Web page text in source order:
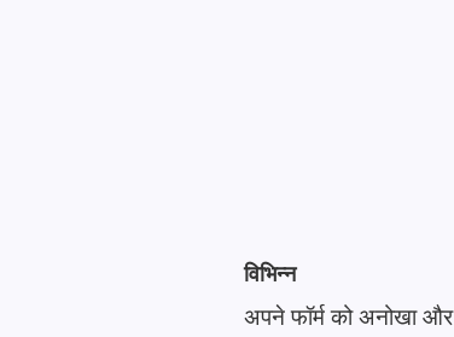
विभिन्न
अपने फॉर्म को अनोखा